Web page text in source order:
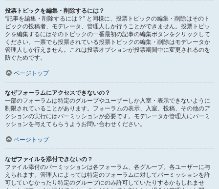
投票トピックを編集・削除するには？
“記事を編集・削除するには？” と同様に、投票トピックの編集・削除はそのト
ピックの投稿者、モデレータ、管理人しか行うことができません。投票トピッ
クを編集するにはそのトピックの一番最初の記事の編集ボタンをクリックして
ください。一票でも投票されている投票トピックの編集・削除はモデレータか
管理人しか行えません。これは投票オプションが投票期間中に変更されるのを
防ぐためです。
ページトップ
なぜフォーラムにアクセスできないの？
一部のフォーラムは特定のグループやユーザーしか入室・表示できないように
制限されていることがあります。フォーラムの表示、入室、投稿、その他のア
クションの実行にはパーミッションが必要です。モデレータか管理人にパーミ
ッションを与えてもらうようお問い合わせください。
ページトップ
なぜファイルを添付できないの？
ファイル添付のパーミッションは各フォーラム、各グループ、各ユーザーに与
えられます。管理人によっては特定のフォーラムに対してパーミッションを許
可していなかったり特定のグループにのみ許可していたりするかもしれませ